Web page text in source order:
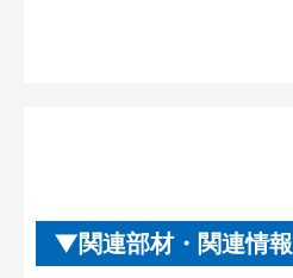
関連部材・関連情報